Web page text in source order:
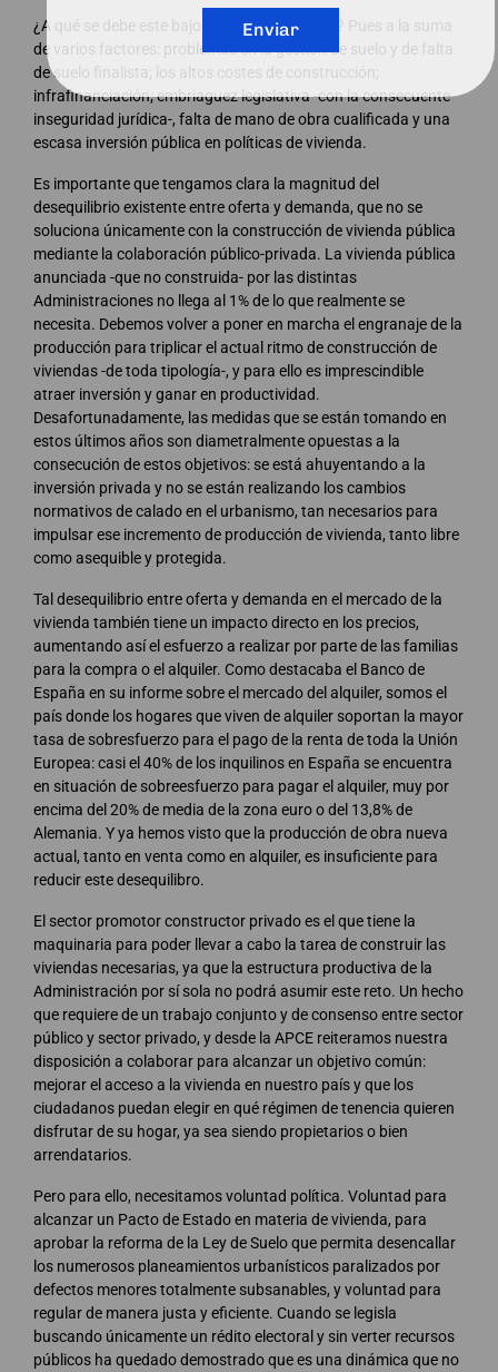
¿A qué se debe este bajo nivel de producción? Pues a la suma
de varios factores: problemas en la gestión de suelo y de falta
de suelo finalista; los altos costes de construcción;
infrafinanciación; embriaguez legislativa -con la consecuente
inseguridad jurídica-, falta de mano de obra cualificada y una
escasa inversión pública en políticas de vivienda.
Es importante que tengamos clara la magnitud del
desequilibrio existente entre oferta y demanda, que no se
soluciona únicamente con la construcción de vivienda pública
mediante la colaboración público-privada. La vivienda pública
anunciada -que no construida- por las distintas
Administraciones no llega al 1% de lo que realmente se
necesita. Debemos volver a poner en marcha el engranaje de la
producción para triplicar el actual ritmo de construcción de
viviendas -de toda tipología-, y para ello es imprescindible
atraer inversión y ganar en productividad.
Desafortunadamente, las medidas que se están tomando en
estos últimos años son diametralmente opuestas a la
consecución de estos objetivos: se está ahuyentando a la
inversión privada y no se están realizando los cambios
normativos de calado en el urbanismo, tan necesarios para
impulsar ese incremento de producción de vivienda, tanto libre
como asequible y protegida.
Tal desequilibrio entre oferta y demanda en el mercado de la
vivienda también tiene un impacto directo en los precios,
aumentando así el esfuerzo a realizar por parte de las familias
para la compra o el alquiler. Como destacaba el Banco de
España en su informe sobre el mercado del alquiler, somos el
país donde los hogares que viven de alquiler soportan la mayor
tasa de sobresfuerzo para el pago de la renta de toda la Unión
Europea: casi el 40% de los inquilinos en España se encuentra
en situación de sobreesfuerzo para pagar el alquiler, muy por
encima del 20% de media de la zona euro o del 13,8% de
Alemania. Y ya hemos visto que la producción de obra nueva
actual, tanto en venta como en alquiler, es insuficiente para
reducir este desequilibro.
El sector promotor constructor privado es el que tiene la
maquinaria para poder llevar a cabo la tarea de construir las
viviendas necesarias, ya que la estructura productiva de la
Administración por sí sola no podrá asumir este reto. Un hecho
que requiere de un trabajo conjunto y de consenso entre sector
público y sector privado, y desde la APCE reiteramos nuestra
disposición a colaborar para alcanzar un objetivo común:
mejorar el acceso a la vivienda en nuestro país y que los
ciudadanos puedan elegir en qué régimen de tenencia quieren
disfrutar de su hogar, ya sea siendo propietarios o bien
arrendatarios.
Pero para ello, necesitamos voluntad política. Voluntad para
alcanzar un Pacto de Estado en materia de vivienda, para
aprobar la reforma de la Ley de Suelo que permita desencallar
los numerosos planeamientos urbanísticos paralizados por
defectos menores totalmente subsanables, y voluntad para
regular de manera justa y eficiente. Cuando se legisla
buscando únicamente un rédito electoral y sin verter recursos
públicos ha quedado demostrado que es una dinámica que no
Enviar